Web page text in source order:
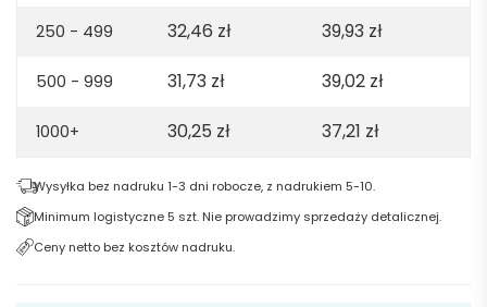
250 - 499 32,46 zł 39,93 zł
500 - 999 31,73 zł 39,02 zł
1000+ 30,25 zł 37,21 zł
Wysyłka bez nadruku 1-3 dni robocze, z nadrukiem 5-10.
Minimum logistyczne 5 szt. Nie prowadzimy sprzedaży detalicznej.
Ceny netto bez kosztów nadruku.